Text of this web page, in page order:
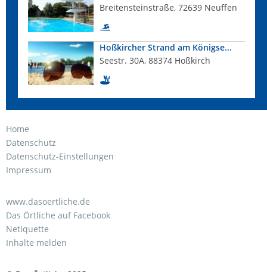
Breitensteinstraße, 72639 Neuffen
Hoßkircher Strand am Königse...
Seestr. 30A, 88374 Hoßkirch
Home
Datenschutz
Datenschutz-Einstellungen
Impressum
www.dasoertliche.de
Das Örtliche auf Facebook
Netiquette
Inhalte melden